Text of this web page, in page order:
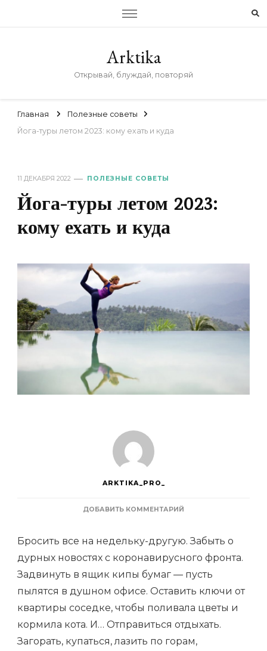
Arktika
Открывай, блуждай, повторяй
Главная
Полезные советы
Йога-туры летом 2023: кому ехать и куда
11 ДЕКАБРЯ 2022 ПОЛЕЗНЫЕ СОВЕТЫ
Йога-туры летом 2023:
кому ехать и куда
ARKTIKA_PRO_
ДОБАВИТЬ КОММЕНТАРИЙ
ТУРЫ
2023:
КОМУ
И
КУДА
Бросить все на недельку-другую. Забыть о
дурных новостях с коронавирусного фронта.
Задвинуть в ящик кипы бумаг — пусть
пылятся в душном офисе. Оставить ключи от
квартиры соседке, чтобы поливала цветы и
кормила кота. И… Отправиться отдыхать.
Загорать, купаться, лазить по горам,